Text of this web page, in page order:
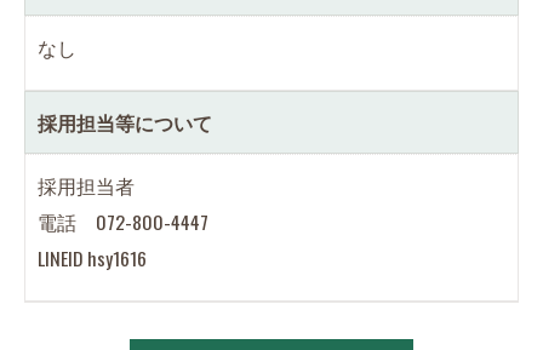
なし
採用担当等について
採用担当者
電話 072-800-4447
LINEID hsy1616